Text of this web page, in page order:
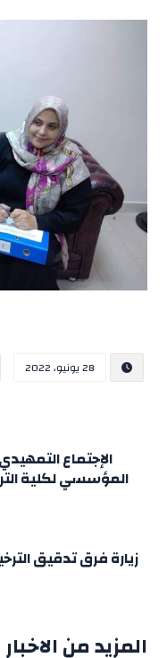
28 يونيو، 2022
الإجتماع
المؤسسي لكلية
زيارة فرق تدقيق
المزيد من الاخبار